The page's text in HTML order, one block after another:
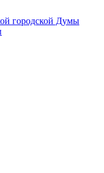
городской Думы